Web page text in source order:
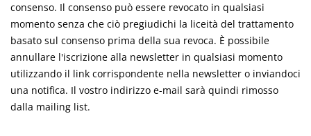
consenso. Il consenso può essere revocato in qualsiasi
momento senza che ciò pregiudichi la liceità del trattamento
basato sul consenso prima della sua revoca. È possibile
annullare l'iscrizione alla newsletter in qualsiasi momento
utilizzando il link corrispondente nella newsletter o inviandoci
una notifica. Il vostro indirizzo e-mail sarà quindi rimosso
dalla mailing list.